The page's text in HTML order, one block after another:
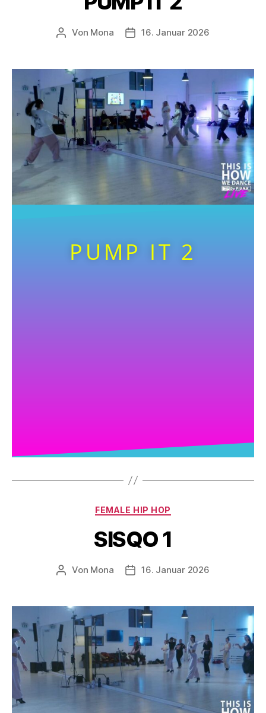
Von Mona 16. Januar 2026
PUMP IT 2
FEMALE HIP HOP
SISQO 1
Von Mona 16. Januar 2026